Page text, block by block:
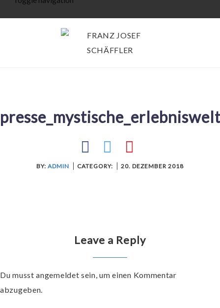
to
BY: ADMIN CATEGORY: 20. DEZEMBER 2018
Leave a Reply
Du musstangemeldet sein, um einen Kommentar
abzugeben.